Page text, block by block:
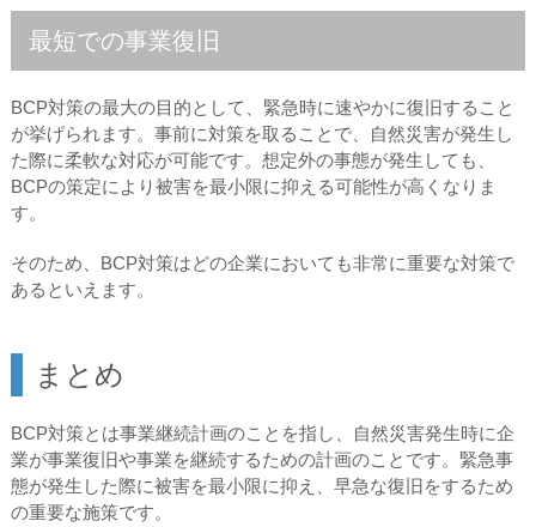
最短での事業復旧
BCP対策の最大の目的として、緊急時に速やかに復旧すること
が挙げられます。事前に対策を取ることで、自然災害が発生し
た際に柔軟な対応が可能です。想定外の事態が発生しても、
BCPの策定により被害を最小限に抑える可能性が高くなりま
す。
そのため、BCP対策はどの企業においても非常に重要な対策で
あるといえます。
まとめ
BCP対策とは事業継続計画のことを指し、自然災害発生時に企
業が事業復旧や事業を継続するための計画のことです。緊急事
態が発生した際に被害を最小限に抑え、早急な復旧をするため
の重要な施策です。